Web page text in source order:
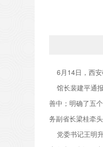
6月14日，西安
馆长裴建平通
善中；明确了五
务副省长梁桂牵
党委书记王明